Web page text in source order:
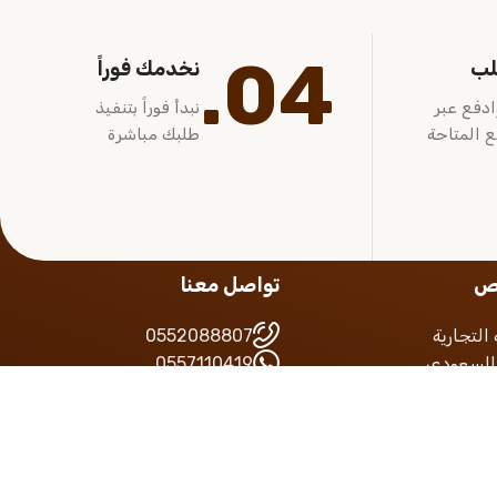
عبر
المتاحة
04. نخدمك فوراً
نبدأ فوراً بتنفيذ
طلبك مباشرة
التجارية
السعودي
تواصل معنا
0552088807
0557110419